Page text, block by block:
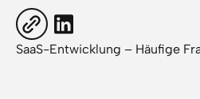
SaaS-Entwicklung – Häufige